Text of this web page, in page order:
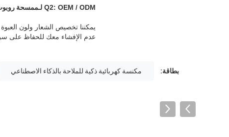
Q2: OEM / ODM لـ ممسحة
يمكننا تخصيص الشعار ولون
عدم الإفشاء معك للحفاظ على
بطاقة: مكنسة كهربائية ذكية للملاحة بالذكاء الاصطناعي